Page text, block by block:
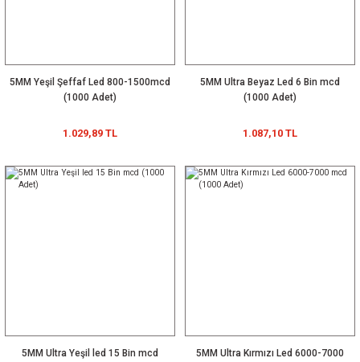
5MM Yeşil Şeffaf Led 800-1500mcd
(1000 Adet)
1.029,89 TL
5MM Ultra Beyaz Led 6 Bin mcd
(1000 Adet)
1.087,10 TL
5MM Ultra Yeşil led 15 Bin mcd
5MM Ultra Kırmızı Led 6000-7000